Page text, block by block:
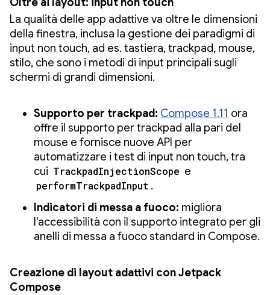
La qualità delle app adattive va oltre le dimensioni
della finestra, inclusa la gestione dei paradigmi di
input non touch, ad es. tastiera, trackpad, mouse,
stilo, che sono i metodi di input principali sugli
schermi di grandi dimensioni.
Supporto per trackpad: Compose 1.11 ora
offre il supporto per trackpad alla pari del
mouse e fornisce nuove API per
automatizzare i test di input non touch, tra
cui TrackpadInjectionScope e
performTrackpadInput .
Indicatori di messa a fuoco: migliora
l'accessibilità con il supporto integrato per gli
anelli di messa a fuoco standard in Compose.
Creazione di layout adattivi con Jetpack
Compose